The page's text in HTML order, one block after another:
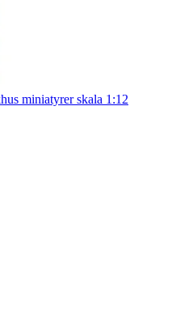
miniatyrer skala 1:12